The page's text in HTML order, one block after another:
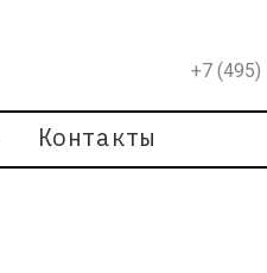
+7 (495)
Контакты